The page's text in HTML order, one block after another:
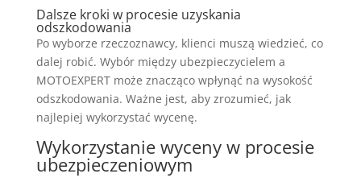
Dalsze kroki w procesie uzyskania
odszkodowania
Po wyborze rzeczoznawcy, klienci muszą wiedzieć, co
dalej robić. Wybór między ubezpieczycielem a
MOTOEXPERT może znacząco wpłynąć na wysokość
odszkodowania. Ważne jest, aby zrozumieć, jak
najlepiej wykorzystać wycenę.
Wykorzystanie wyceny w procesie
ubezpieczeniowym